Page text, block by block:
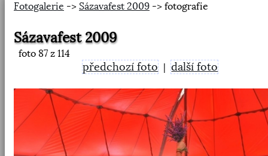
Fotogalerie -> Sázavafest 2009 -> fotografie
Sázavafest 2009
foto 87 z 114
předchozí foto |další foto